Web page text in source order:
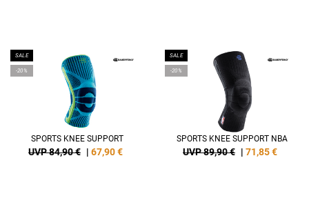
SALE
-20%
SPORTS KNEE SUPPORT
UVP 84,90 € | 67,90€
SALE
-20%
SPORTS KNEE SUPPORT NBA
UVP 89,90 € | 71,85€